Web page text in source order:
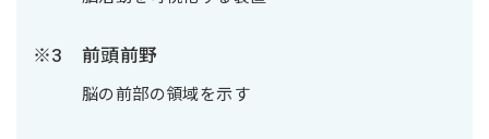
前頭前野
脳の前部の領域を示す